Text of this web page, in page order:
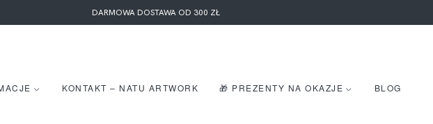
DARMOWA DOSTAWA OD 300 ZŁ
KONTAKT – NATU ARTWORK 🎁 PREZENTY NA OKAZJE BLOG